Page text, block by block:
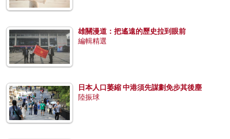
雄關漫道：把遙遠的歷史拉到眼前
編輯精選
日本人口萎縮 中港須先謀劃免步其後塵
陸振球